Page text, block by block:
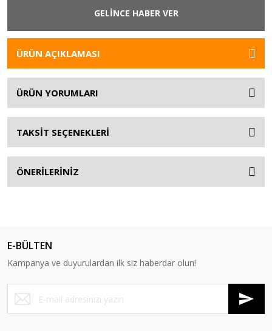
GELİNCE HABER VER
ÜRÜN AÇIKLAMASI
ÜRÜN YORUMLARI
TAKSİT SEÇENEKLERİ
ÖNERİLERİNİZ
E-BÜLTEN
Kampanya ve duyurulardan ilk siz haberdar olun!